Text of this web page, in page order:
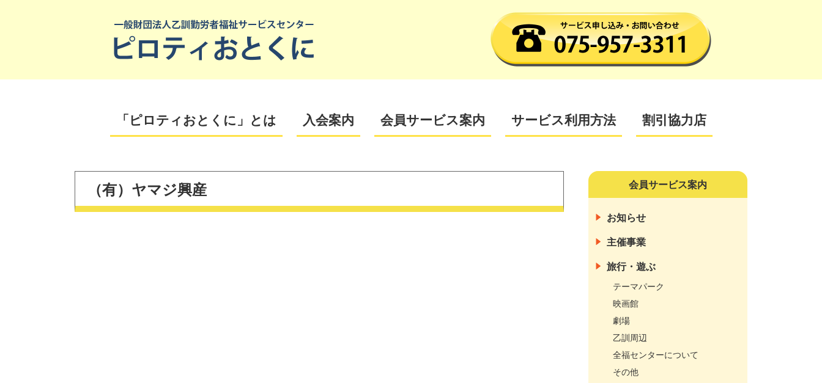
「ピロティおとくに」とは 入会案内 会員サービス案内 サービス利用方法 割引協力店
（有）ヤマジ興産 会員サービス案内
お知らせ
主催事業
旅行・遊ぶ
テーマパーク
映画館
劇場
乙訓周辺
全福センターについて
その他